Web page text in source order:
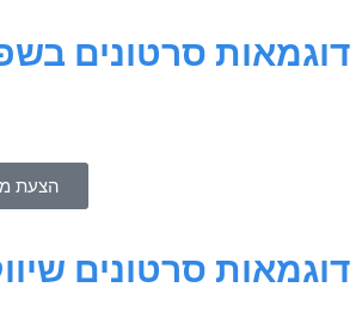
דוגמאות סרטונים
הצעת
דוגמאות סרטונים